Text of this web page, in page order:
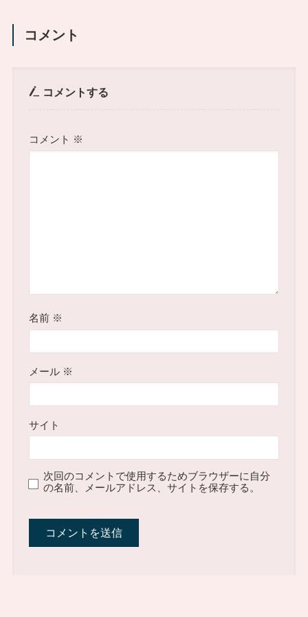
コメント
コメントする
コメント ※
名前 ※
メール ※
サイト
次回のコメントで使用するためブラウザーに自分
の名前、メールアドレス、サイトを保存する。